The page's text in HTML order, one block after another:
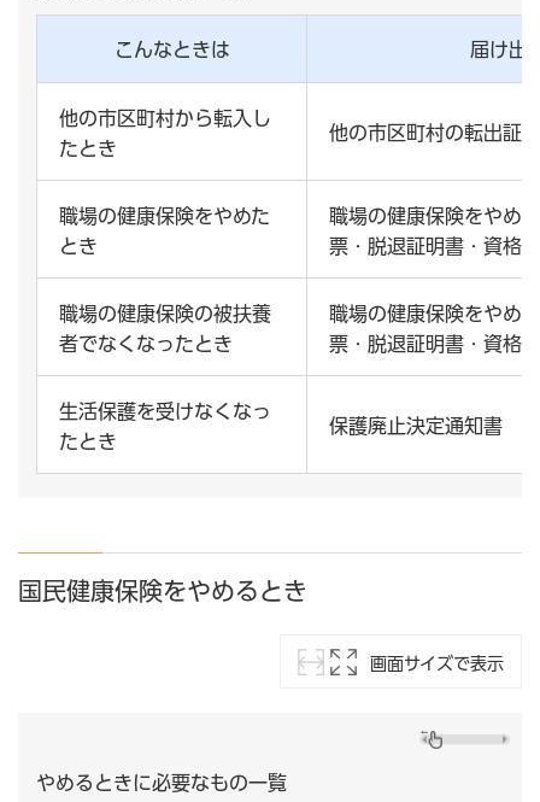
こんなときは 届け出
他の市区町村から転入し
たとき
他の市区町村の転出証
職場の健康保険をやめた
とき
職場の健康保険をやめ
票・脱退証明書・資格
職場の健康保険の被扶養
者でなくなったとき
職場の健康保険をやめ
票・脱退証明書・資格
生活保護を受けなくなっ
たとき
保護廃止決定通知書
国民健康保険をやめるとき
画面サイズで表示
やめるときに必要なもの一覧